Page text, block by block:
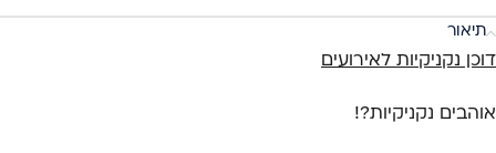
תיאור
דוכן נקניקיות לאירועים
אוהבים נקניקיות?!